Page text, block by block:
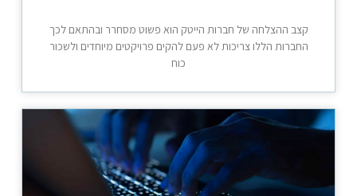
קצב ההצלחה של חברות הייטק הוא פשוט מסחרר ובהתאם לכך
החברות הללו צריכות לא פעם להקים פרויקטים מיוחדים ולשכור
כוח